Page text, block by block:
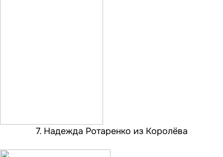
7. Надежда Ротаренко из Королёва